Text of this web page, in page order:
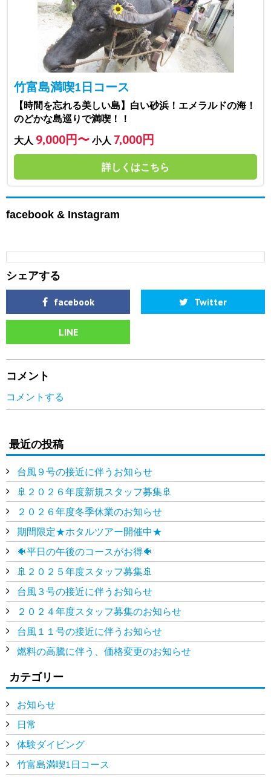
竹富島満喫1日コース
【時間を忘れる美しい島】白い砂浜！エメラルドの海！
のどかな島巡りで満喫！！
大人 9,000円〜 小人 7,000円
詳しくはこちら
facebook & Instagram
シェアする
facebook Twitter
LINE
コメント
コメントする
最近の投稿
台風９号の接近に伴うお知らせ
🚢２０２６年度新規スタッフ募集🚢
２０２６年度冬季休業のお知らせ
期間限定★ホタルツアー開催中★
🐠平日の午後のコースがお得🐠
🚢２０２５年度スタッフ募集🚢
台風３号の接近に伴うお知らせ
２０２４年度スタッフ募集のお知らせ
台風１１号の接近に伴うお知らせ
燃料の高騰に伴う、価格変更のお知らせ
カテゴリー
お知らせ
日常
体験ダイビング
竹富島満喫1日コース